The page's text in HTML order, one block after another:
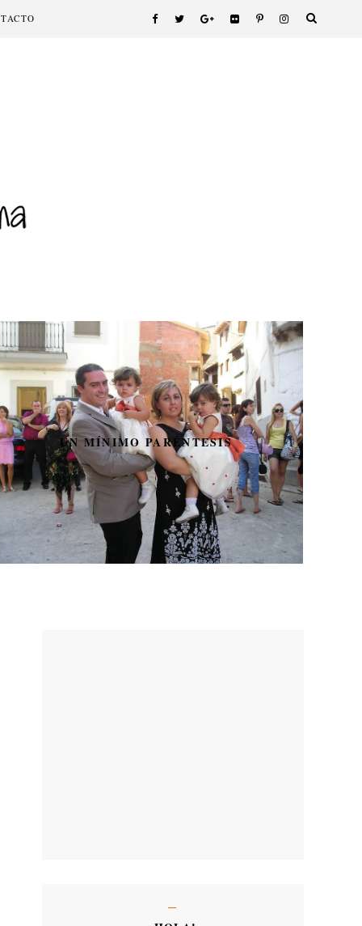
15 RECETAS DE VERANO
FÁCILES CON THERMOMIX